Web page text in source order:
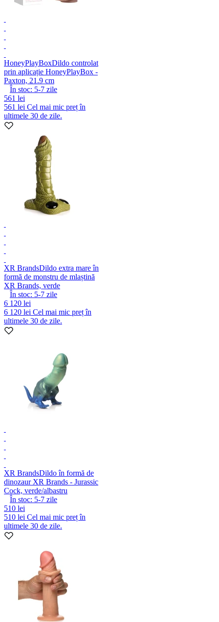
HoneyPlayBoxDildo controlat
prin aplicație HoneyPlayBox -
Paxton, 21.9 cm
În stoc: 5-7 zile
561 lei
561 lei Cel mai mic preț în
ultimele 30 de zile.
XR BrandsDildo extra mare în
formă de monstru de mlaștină
XR Brands, verde
În stoc: 5-7 zile
6 120 lei
6 120 lei Cel mai mic preț în
ultimele 30 de zile.
XR BrandsDildo în formă de
dinozaur XR Brands - Jurassic
Cock, verde/albastru
În stoc: 5-7 zile
510 lei
510 lei Cel mai mic preț în
ultimele 30 de zile.